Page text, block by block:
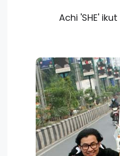
Achi 'SHE'